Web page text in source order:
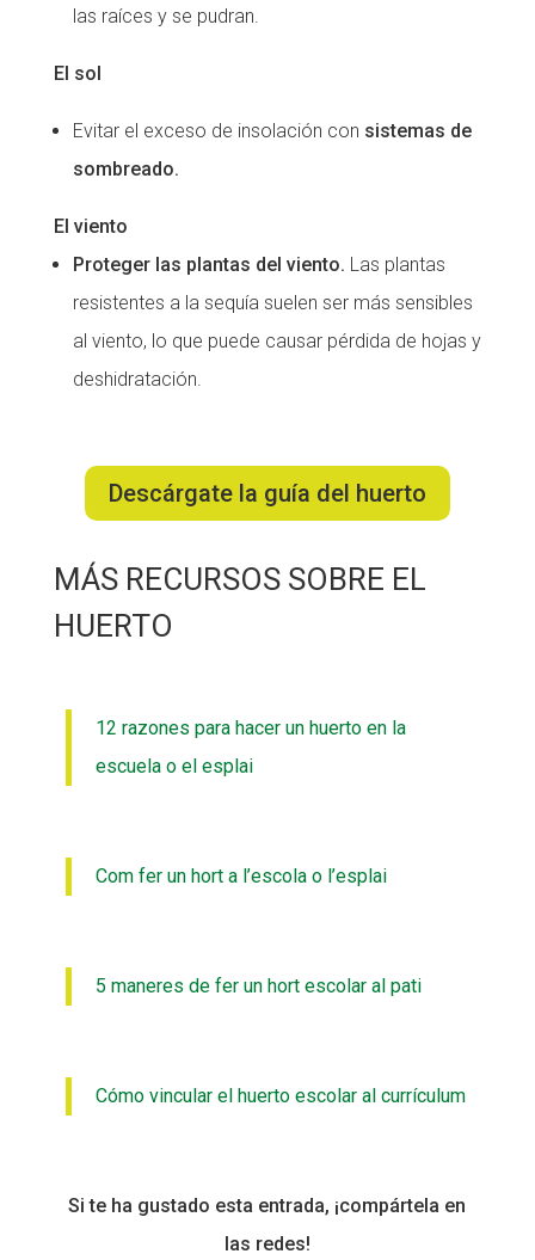
las raíces y se pudran.
El sol
Evitar el exceso de insolación con sistemas de
sombreado.
El viento
Proteger las plantas del viento. Las plantas
resistentes a la sequía suelen ser más sensibles
al viento, lo que puede causar pérdida de hojas y
deshidratación.
Descárgate la guía del huerto
MÁS RECURSOS SOBRE EL
HUERTO
12 razones para hacer un huerto en la
escuela o el esplai
Com fer un hort a l’escola o l’esplai
5 maneres de fer un hort escolar al pati
Cómo vincular el huerto escolar al currículum
Si te ha gustado esta entrada, ¡compártela en
las redes!